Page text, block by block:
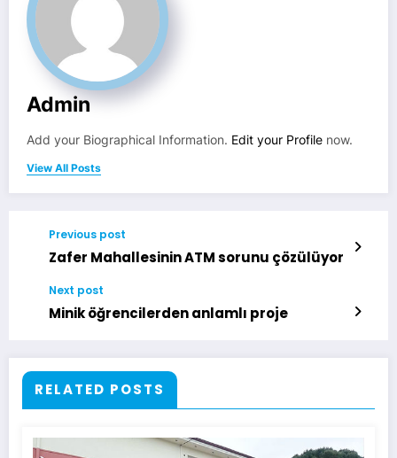
Admin
Add your Biographical Information. Edit your Profile now.
View All Posts
Previous post
Zafer Mahallesinin ATM sorunu çözülüyor
Next post
Minik öğrencilerden anlamlı proje
RELATED POSTS